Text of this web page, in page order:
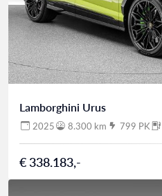
Lamborghini Urus
2025 8.300 km 799 PK
€ 338.183,-